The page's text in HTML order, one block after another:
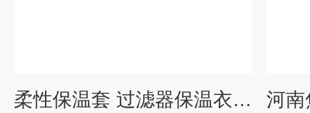
柔性保温套 过滤器保温衣 威耐斯节能保温材料 湖北宜昌